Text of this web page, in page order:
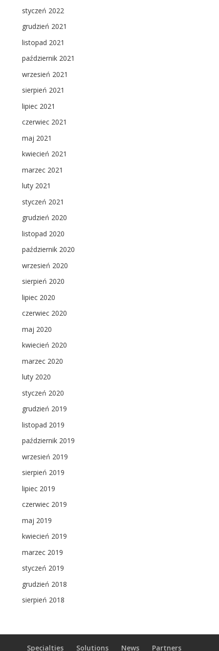
styczeń 2022
grudzień 2021
listopad 2021
październik 2021
wrzesień 2021
sierpień 2021
lipiec 2021
czerwiec 2021
maj 2021
kwiecień 2021
marzec 2021
luty 2021
styczeń 2021
grudzień 2020
listopad 2020
październik 2020
wrzesień 2020
sierpień 2020
lipiec 2020
czerwiec 2020
maj 2020
kwiecień 2020
marzec 2020
luty 2020
styczeń 2020
grudzień 2019
listopad 2019
październik 2019
wrzesień 2019
sierpień 2019
lipiec 2019
czerwiec 2019
maj 2019
kwiecień 2019
marzec 2019
styczeń 2019
grudzień 2018
sierpień 2018
Specialties Solutions News Partners